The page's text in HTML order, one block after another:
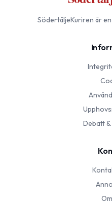
SödertäljeKuriren är
Debatt